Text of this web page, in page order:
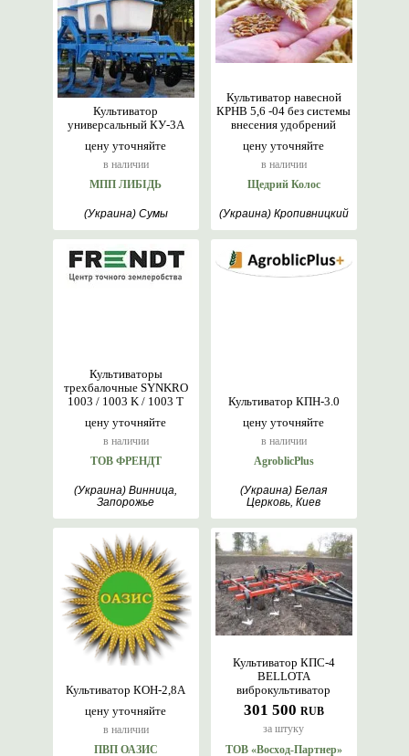
цену уточняйте
в наличии
Культиватор
универсальный КУ-3А
МПП ЛИБІДЬ
(Украина) Сумы
цену уточняйте
в наличии
Культиватор навесной
КРНВ 5,6 -04 без системы
внесения удобрений
Щедрий Колос
(Украина) Кропивницкий
цену уточняйте
в наличии
Культиваторы
трехбалочные SYNKRO
1003 / 1003 K / 1003 T
ТОВ ФРЕНДТ
(Украина) Винница,
Запорожье
цену уточняйте
в наличии
Культиватор КПН-3.0
AgroblicPlus
(Украина) Белая
Церковь, Киев
цену уточняйте
в наличии
Культиватор КОН-2,8А
ПВП ОАЗИС
301 500 RUB
за штуку
Культиватор КПС-4
BELLOTA
виброкультиватор
ТОВ «Восход-Партнер»